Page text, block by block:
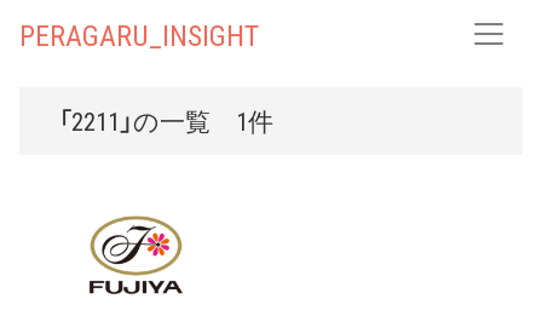
PERAGARU_INSIGHT
「2211」の一覧 1件